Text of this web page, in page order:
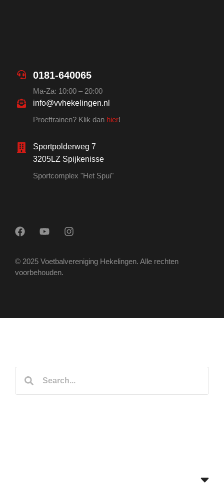
0181-640065
Ma-Za: 10:00 – 20:00
info@vvhekelingen.nl
Proeftrainen? Klik dan hier!
Sportpolderweg 7
3205LZ Spijkenisse
Sportcomplex "Het Spui"
© 2025 Voetbalvereniging Hekelingen. Alle rechten
voorbehouden.